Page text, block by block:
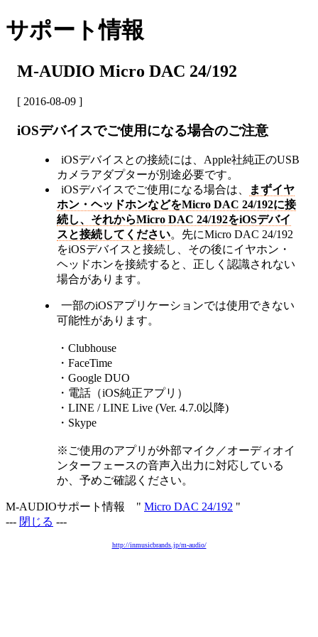
サポート情報
M-AUDIO Micro DAC 24/192
[ 2016-08-09 ]
iOSデバイスでご使用になる場合のご注意
iOSデバイスとの接続には、Apple社純正のUSB
カメラアダプターが別途必要です。
iOSデバイスでご使用になる場合は、
まずイヤ
ホン・ヘッドホンなどをMicro DAC 24/192に接
続し、それからMicro DAC 24/192をiOSデバイ
スと接続してください。先にMicro DAC 24/192
をiOSデバイスと接続し、その後にイヤホン・
ヘッドホンを接続すると、正しく認識されない
場合があります。
一部のiOSアプリケーションでは使用できない
可能性があります。
・Clubhouse
・FaceTime
・Google DUO
・電話（iOS純正アプリ）
・LINE / LINE Live (Ver. 4.7.0以降)
・Skype
※ご使用のアプリが外部マイク／オーディオイ
ンターフェースの音声入出力に対応している
か、予めご確認ください。
M-AUDIOサポート情報 " Micro DAC 24/192 "
--- 閉じる ---
http://inmusicbrands.jp/m-audio/